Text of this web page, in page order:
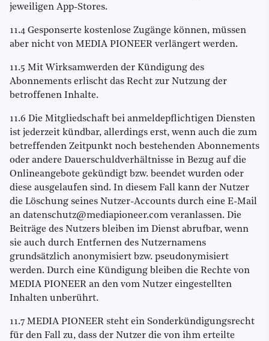
jeweiligen App-Stores.
11.4 Gesponserte kostenlose Zugänge können, müssen
aber nicht von MEDIA PIONEER verlängert werden.
11.5 Mit Wirksamwerden der Kündigung des
Abonnements erlischt das Recht zur Nutzung der
betroffenen Inhalte.
11.6 Die Mitgliedschaft bei anmeldepflichtigen Diensten
ist jederzeit kündbar, allerdings erst, wenn auch die zum
betreffenden Zeitpunkt noch bestehenden Abonnements
oder andere Dauerschuldverhältnisse in Bezug auf die
Onlineangebote gekündigt bzw. beendet wurden oder
diese ausgelaufen sind. In diesem Fall kann der Nutzer
die Löschung seines Nutzer-Accounts durch eine E-Mail
an datenschutz@mediapioneer.com veranlassen. Die
Beiträge des Nutzers bleiben im Dienst abrufbar, wenn
sie auch durch Entfernen des Nutzernamens
grundsätzlich anonymisiert bzw. pseudonymisiert
werden. Durch eine Kündigung bleiben die Rechte von
MEDIA PIONEER an den vom Nutzer eingestellten
Inhalten unberührt.
11.7 MEDIA PIONEER steht ein Sonderkündigungsrecht
für den Fall zu, dass der Nutzer die von ihm erteilte